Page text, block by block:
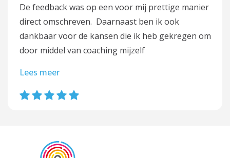
De feedback was op een voor mij prettige manier
direct omschreven. Daarnaast ben ik ook
dankbaar voor de kansen die ik heb gekregen om
door middel van coaching mijzelf
Lees meer